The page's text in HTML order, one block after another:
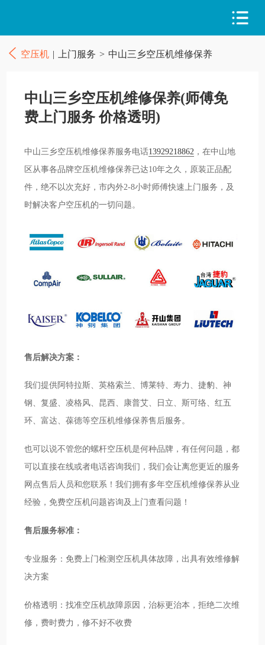
空压机 | 上门服务 > 中山三乡空压机维修保养
中山三乡空压机维修保养(师傅免
费上门服务 价格透明)
中山三乡空压机维修保养服务电话13929218862 ，在中山地
区从事各品牌空压机维修保养已达10年之久，原装正品配
件，绝不以次充好，市内外2-8小时师傅快速上门服务，及
时解决客户空压机的一切问题。
售后解决方案：
我们提供阿特拉斯、英格索兰、博莱特、寿力、捷豹、神
钢、复盛、凌格风、昆西、康普艾、日立、斯可络、红五
环、富达、葆德等空压机维修保养售后服务。
也可以说不管您的螺杆空压机是何种品牌，有任何问题，都
可以直接在线或者电话咨询我们，我们会让离您更近的服务
网点售后人员和您联系！我们拥有多年空压机维修保养从业
经验，免费空压机问题咨询及上门查看问题！
售后服务标准：
专业服务：免费上门检测空压机具体故障，出具有效维修解
决方案
价格透明：找准空压机故障原因，治标更治本，拒绝二次维
修，费时费力，修不好不收费